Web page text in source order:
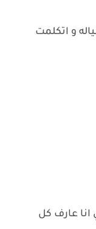
و اتكلمت
عارف كل